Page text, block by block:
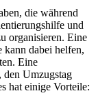
die während
und
organisieren. Eine
kann dabei helfen,
Eine
Umzugstag
hat einige Vorteile: